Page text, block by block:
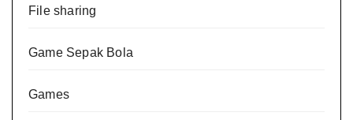
File sharing
Game Sepak Bola
Games